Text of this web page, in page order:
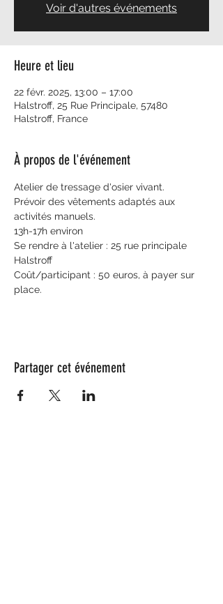
Voir d'autres événements
Heure et lieu
22 févr. 2025, 13:00 – 17:00
Halstroff, 25 Rue Principale, 57480
Halstroff, France
À propos de l'événement
Atelier de tressage d'osier vivant.
Prévoir des vêtements adaptés aux
activités manuels.
13h-17h environ
Se rendre à l'atelier : 25 rue principale
Halstroff
Coût/participant : 50 euros, à payer sur
place.
Partager cet événement